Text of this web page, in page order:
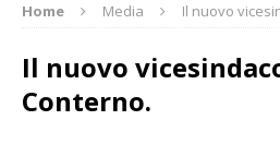
Home Media Il nuovo
Il nuovo
Conterno.